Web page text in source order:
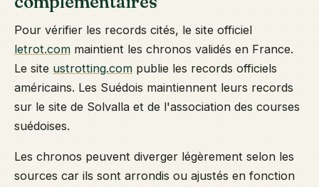
Pour vérifier les records cités, le site officiel
letrot.com maintient les chronos validés en France.
Le site ustrotting.com publie les records officiels
américains. Les Suédois maintiennent leurs records
sur le site de Solvalla et de l'association des courses
suédoises.
Les chronos peuvent diverger légèrement selon les
sources car ils sont arrondis ou ajustés en fonction